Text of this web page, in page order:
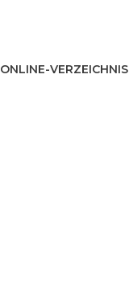
ONLINE-VERZEICHNIS